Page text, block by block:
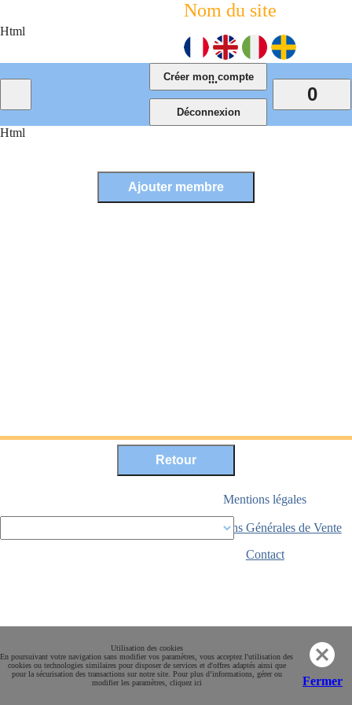
Html
Nom du site
Html
0
...
Utilisation des cookies
En poursuivant votre navigation sans modifier vos paramètres, vous acceptez l'utilisation des
cookies ou technologies similaires pour disposer de services et d'offres adaptés ainsi que
pour la sécurisation des transactions sur notre site. Pour plus d’informations, gérer ou
modifier les paramètres, cliquez ici
Fermer
Paiement sécurisé
Mentions légales
Conditions Générales de Vente
Contact